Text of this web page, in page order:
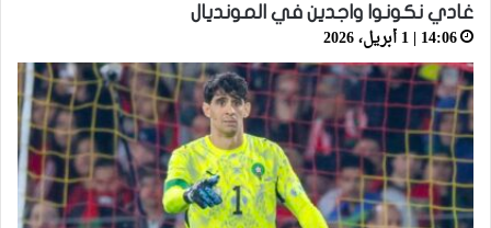
غادي نكونوا واجدين في المونديال
14:06 | 1 أبريل، 2026